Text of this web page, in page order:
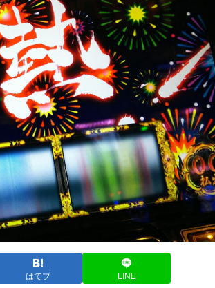
はてブ LINE